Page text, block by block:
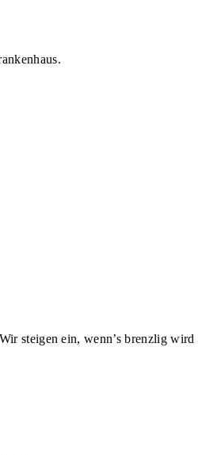
steigen ein, wenn’s brenzlig wird